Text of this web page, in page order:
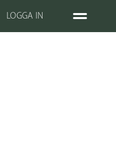
LOGGA IN